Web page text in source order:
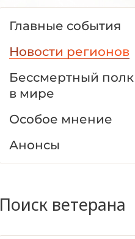
Главные события
Новости регионов
Бессмертный полк
в мире
Особое мнение
Анонсы
Поиск ветерана